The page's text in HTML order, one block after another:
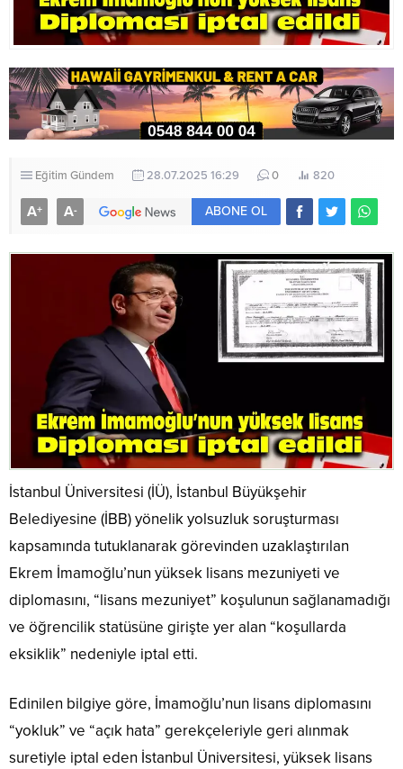
Eğitim Gündem 28.07.2025 16:29 0 820
A+ A- ABONE OL
İstanbul Üniversitesi (İÜ), İstanbul Büyükşehir
Belediyesine (İBB) yönelik yolsuzluk soruşturması
kapsamında tutuklanarak görevinden uzaklaştırılan
Ekrem İmamoğlu’nun yüksek lisans mezuniyeti ve
diplomasını, “lisans mezuniyet” koşulunun sağlanamadığı
ve öğrencilik statüsüne girişte yer alan “koşullarda
eksiklik” nedeniyle iptal etti.
Edinilen bilgiye göre, İmamoğlu’nun lisans diplomasını
“yokluk” ve “açık hata” gerekçeleriyle geri alınmak
suretiyle iptal eden İstanbul Üniversitesi, yüksek lisans